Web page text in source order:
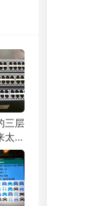
三层
太难
满
座
满
座
满
满
满
满